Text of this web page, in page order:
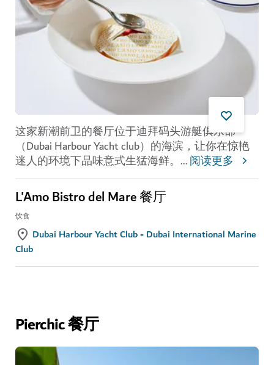
这家新潮前卫的餐厅位于迪拜码头游艇俱乐部
（Dubai Harbour Yacht club）的海滨，让你在惊艳
迷人的环境下品味意式生猛海鲜。 ...阅读更多
L'Amo Bistro del Mare 餐厅
饮食
Dubai Harbour Yacht Club - Dubai International Marine
Club
Pierchic 餐厅